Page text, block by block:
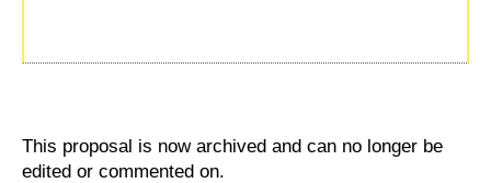
This proposal is now archived and can no longer be
edited or commented on.